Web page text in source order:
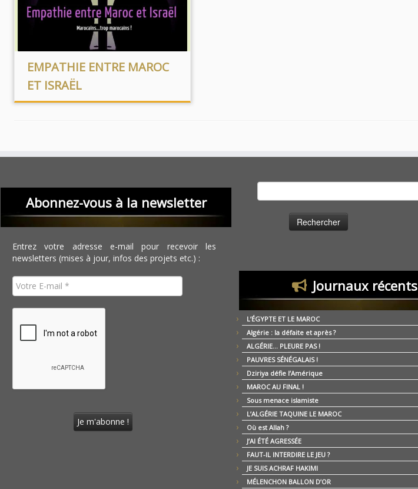
EMPATHIE ENTRE MAROC
ET ISRAËL
Abonnez-vous à la newsletter
Entrez votre adresse e-mail pour recevoir les
newsletters (mises à jour, infos des projets etc.) :
Journaux récents
L’ÉGYPTE ET LE MAROC
Algérie : la défaite et après ?
ALGÉRIE… PLEURE PAS !
PAUVRES SÉNÉGALAIS !
Dziriya défie l’Amérique
MAROC AU FINAL !
Sous menace islamiste
L’ALGÉRIE TAQUINE LE MAROC
Où est Allah ?
J’AI ÉTÉ AGRESSÉE
FAUT-IL INTERDIRE LE JEU ?
JE SUIS ACHRAF HAKIMI
MÉLENCHON BALLON D’OR